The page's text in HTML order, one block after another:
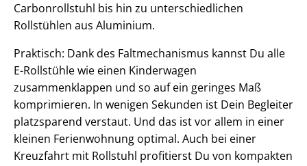
Carbonrollstuhl bis hin zu unterschiedlichen
Rollstühlen aus Aluminium.
Praktisch: Dank des Faltmechanismus kannst Du alle
E-Rollstühle wie einen Kinderwagen
zusammenklappen und so auf ein geringes Maß
komprimieren. In wenigen Sekunden ist Dein Begleiter
platzsparend verstaut. Und das ist vor allem in einer
kleinen Ferienwohnung optimal. Auch bei einer
Kreuzfahrt mit Rollstuhl profitierst Du von kompakten